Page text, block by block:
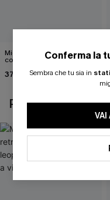
Midkini incrociato sul retro
con stampa leopardata
37,00 €
POTREBBE
Conferma la
Sembra che tu sia in
VAI